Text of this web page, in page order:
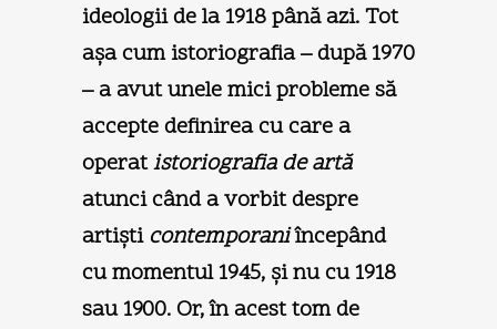
ideologii de la 1918 până azi. Tot
aşa cum istoriografia – după 1970
– a avut unele mici probleme să
accepte definirea cu care a
operatistoriografia de artă
atunci când a vorbit despre
artişti contemporaniîncepând
cu momentul 1945, şi nu cu 1918
sau 1900. Or, în acest tom de